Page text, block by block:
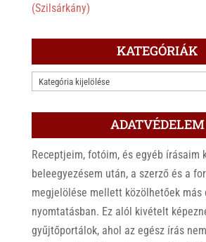
(Szilsárkány)
KATEGÓRIÁK
KATEGÓRIÁK
ADATVÉDELEM
Receptjeim, fotóim, és egyéb írásaim
beleegyezésem után, a szerző és a
megjelölése mellett közölhetőek más
nyomtatásban. Ez alól kivételt
gyűjtőportálok, ahol az egész írás